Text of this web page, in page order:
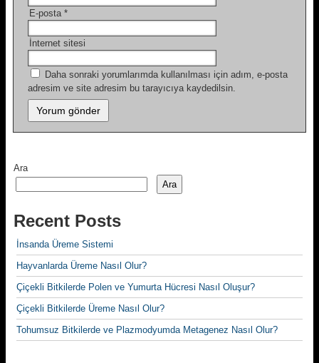
E-posta *
İnternet sitesi
Daha sonraki yorumlarımda kullanılması için adım, e-posta
adresim ve site adresim bu tarayıcıya kaydedilsin.
Ara
Ara
Recent Posts
İnsanda Üreme Sistemi
Hayvanlarda Üreme Nasıl Olur?
Çiçekli Bitkilerde Polen ve Yumurta Hücresi Nasıl Oluşur?
Çiçekli Bitkilerde Üreme Nasıl Olur?
Tohumsuz Bitkilerde ve Plazmodyumda Metagenez Nasıl Olur?